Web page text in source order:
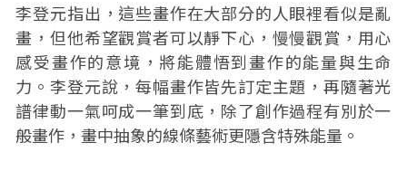
李登元指出，這些畫作在大部分的人眼裡看似是亂
畫，但他希望觀賞者可以靜下心，慢慢觀賞，用心
感受畫作的意境，將能體悟到畫作的能量與生命
力。李登元說，每幅畫作皆先訂定主題，再隨著光
譜律動一氣呵成一筆到底，除了創作過程有別於一
般畫作，畫中抽象的線條藝術更隱含特殊能量。